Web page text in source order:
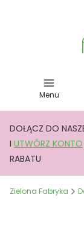
Menu
DOŁĄCZ DO
I UTWÓRZ KONTO
RABATU
Zielona Fabryka